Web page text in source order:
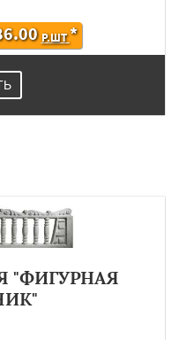
Р.ШТ*
"ФИГУРНАЯ